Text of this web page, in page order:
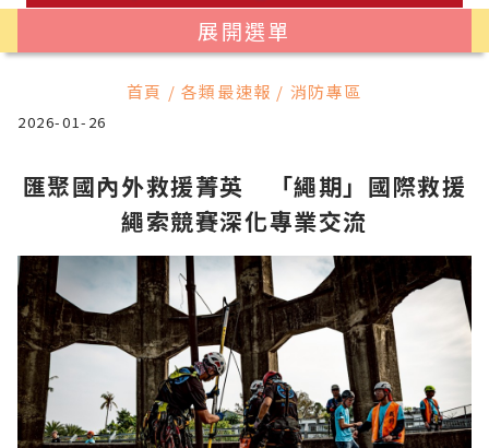
展開選單
首頁 / 各類最速報 / 消防專區
2026-01-26
匯聚國內外救援菁英 「繩期」國際救援
繩索競賽深化專業交流